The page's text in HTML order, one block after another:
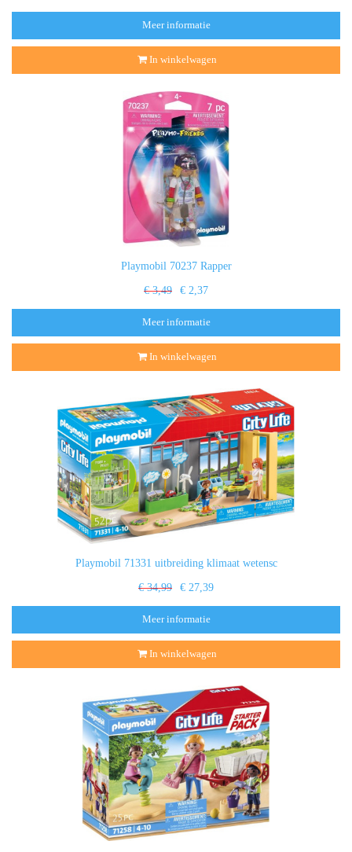
Meer informatie
In winkelwagen
Playmobil 70237 Rapper
€ 3,49 € 2,37
Meer informatie
In winkelwagen
Playmobil 71331 uitbreiding klimaat wetensc
€ 34,99 € 27,39
Meer informatie
In winkelwagen